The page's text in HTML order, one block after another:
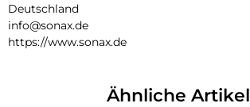
Deutschland
info@sonax.de
https://www.sonax.de
Ähnliche Artikel